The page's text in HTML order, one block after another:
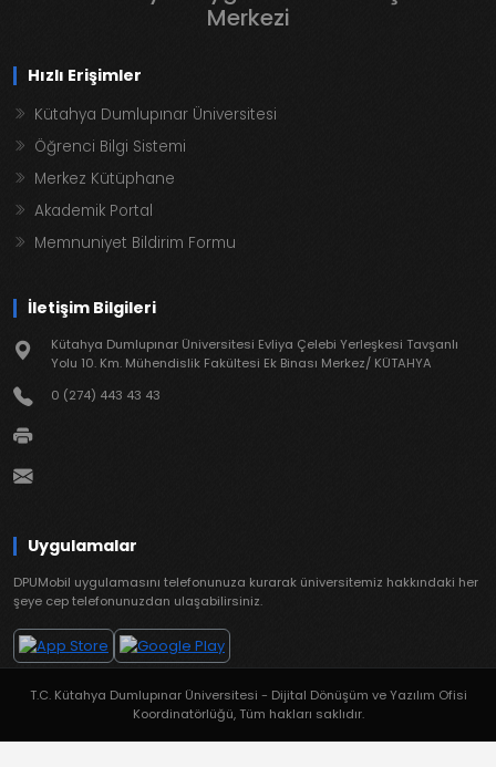
Merkezi
Hızlı Erişimler
Kütahya Dumlupınar Üniversitesi
Öğrenci Bilgi Sistemi
Merkez Kütüphane
Akademik Portal
Memnuniyet Bildirim Formu
İletişim Bilgileri
Kütahya Dumlupınar Üniversitesi Evliya Çelebi Yerleşkesi Tavşanlı
Yolu 10. Km. Mühendislik Fakültesi Ek Binası Merkez/ KÜTAHYA
0 (274) 443 43 43
Uygulamalar
DPUMobil uygulamasını telefonunuza kurarak üniversitemiz hakkındaki her
şeye cep telefonunuzdan ulaşabilirsiniz.
T.C. Kütahya Dumlupınar Üniversitesi - Dijital Dönüşüm ve Yazılım Ofisi
Koordinatörlüğü, Tüm hakları saklıdır.